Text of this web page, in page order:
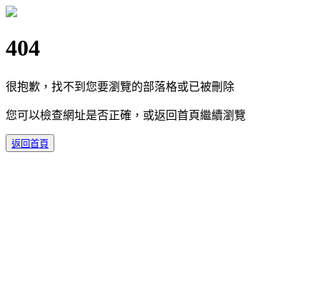
404
很抱歉，找不到您要瀏覽的部落格或已被刪除
您可以檢查網址是否正確，或返回首頁繼續瀏覽
返回首頁